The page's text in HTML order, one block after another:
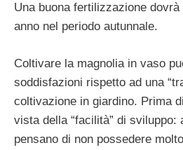
Una buona fertilizzazione
anno nel periodo autunnale.
Coltivare la magnolia in vaso
soddisfazioni rispetto ad una
coltivazione in giardino. Prima
vista della “facilità” di sviluppo:
pensano di non possedere